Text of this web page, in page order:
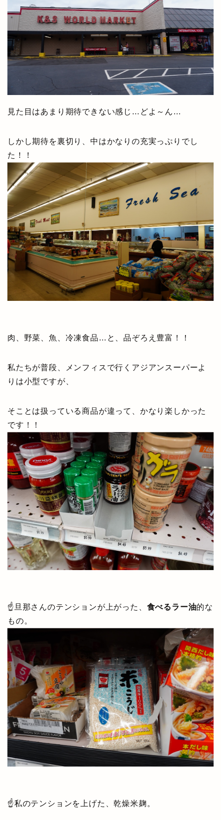
見た目はあまり期待できない感じ…どよ～ん…
しかし期待を裏切り、中はかなりの充実っぷりでし
た！！
肉、野菜、魚、冷凍食品…と、品ぞろえ豊富！！
私たちが普段、メンフィスで行くアジアンスーパーよ
りは小型ですが、
そことは扱っている商品が違って、かなり楽しかった
です！！
☝旦那さんのテンションが上がった、 食べるラー油的な
もの。
☝私のテンションを上げた、乾燥米麹。